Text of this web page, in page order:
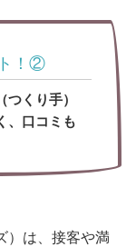
！②
くり手）
、口コミも
）は、接客や満